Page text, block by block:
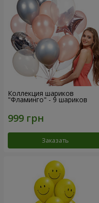
Коллекция шариков
"Фламинго" - 9 шариков
Заказать